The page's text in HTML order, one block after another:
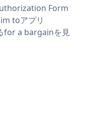
Form
toアプリ
for a bargainを見